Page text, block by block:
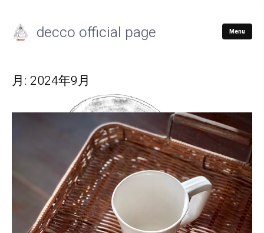
decco official page Menu
月: 2024年9月